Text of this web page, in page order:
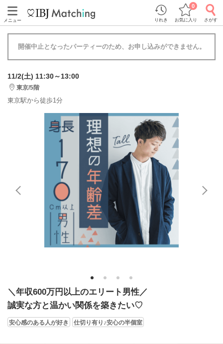
メニュー りれき お気に入り
0
さがす
開催中止となったパーティーのため、お申し込みができません。
11/2(土) 11:30～13:00
東京/5階
東京駅から徒歩1分
1 2 3 4
＼年収600万円以上のエリート男性／
誠実な方と温かい関係を築きたい♡
安心感のある人が好き 仕切り有り♪安心の半個室